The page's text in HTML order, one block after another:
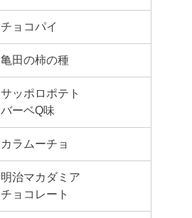
チョコパイ
亀田の柿の種
サッポロポテト
バーベQ味
カラムーチョ
明治マカダミア
チョコレート